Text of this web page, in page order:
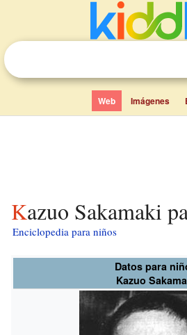
Web Imágenes
Kazuo Sakamaki
Enciclopedia para niños
Datos para
Kazuo